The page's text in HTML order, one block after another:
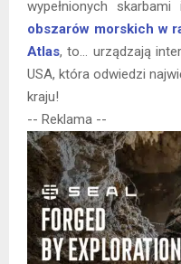
wypełnionych
obszarów morskich w
Atlas, to… urządzają
USA, która odwiedzi
kraju!
-- Reklama --